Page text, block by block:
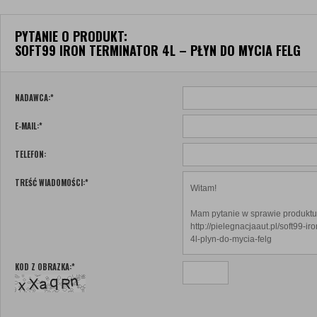
PYTANIE O PRODUKT:
SOFT99 IRON TERMINATOR 4L – PŁYN DO MYCIA FELG
NADAWCA:*
E-MAIL:*
TELEFON:
TREŚĆ WIADOMOŚCI:*
KOD Z OBRAZKA:*